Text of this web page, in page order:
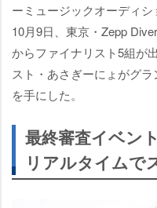
ーミュージックオーディ
10月9日、東京・Zepp
からファイナリスト5組が
スト・あさぎーにょがグ
を手にした。
最終審査イベン
リアルタイムで